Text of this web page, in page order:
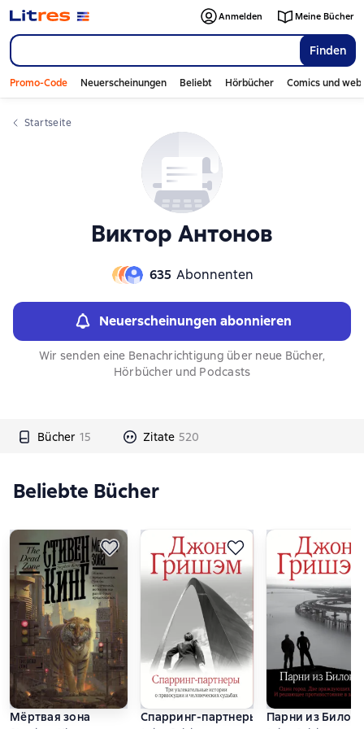
Finden
Anmelden Meine Bücher
Promo-Code Neuerscheinungen Beliebt Hörbücher Comics und
Startseite
Виктор Антонов
635 Abonnenten
Neuerscheinungen abonnieren
Wir senden eine Benachrichtigung über neue Bücher,
Hörbücher und Podcasts
Bücher 15 Zitate 520
Слайдер с книгами
Beliebte Bücher
Мёртвая зона
Спарринг-партнеры
Парни из
Слайдер с книгами